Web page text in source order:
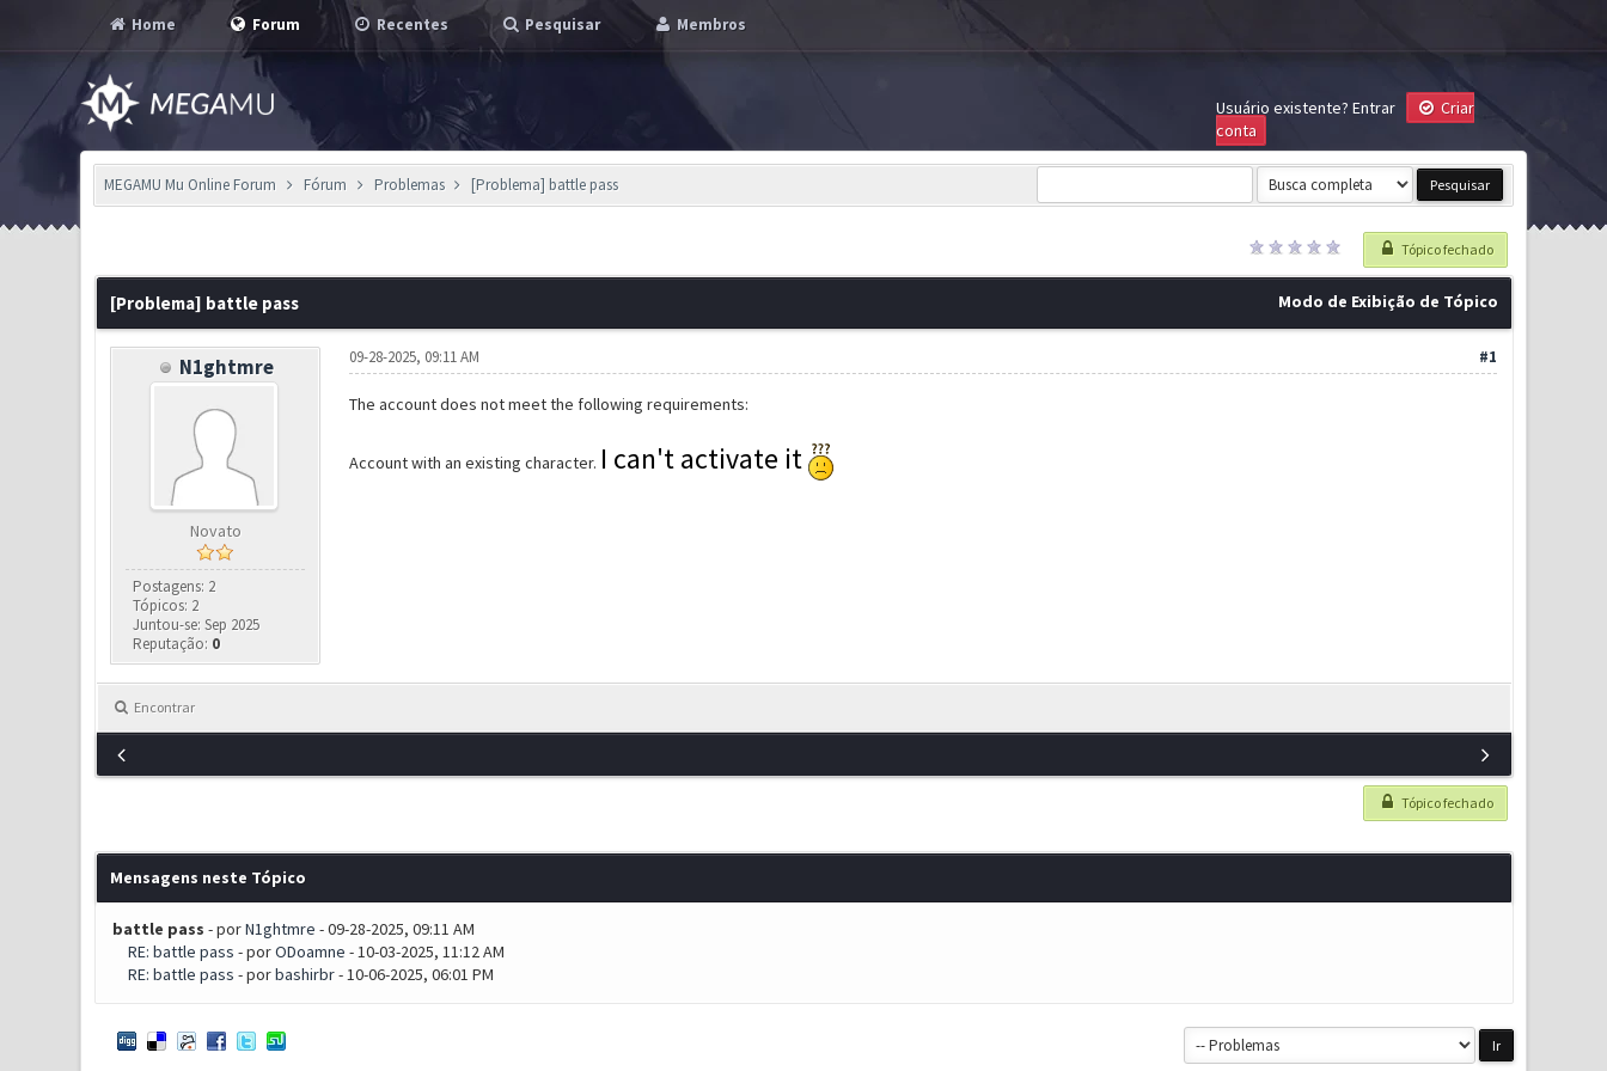
Home Forum Recentes Pesquisar Membros
Usuário existente? Entrar
Criar
conta
MEGAMU Mu Online Forum Fórum Problemas [Problema] battle pass
Tópico fechado
Modo de Exibição de Tópico
[Problema] battle pass
N1ghtmre
Novato
Postagens: 2
Tópicos: 2
Juntou-se: Sep 2025
Reputação: 0
#1
09-28-2025, 09:11 AM
The account does not meet the following requirements:
Account with an existing character. I can't activate it
Encontrar
Tópico fechado
Mensagens neste Tópico
battle pass - porN1ghtmre - 09-28-2025, 09:11 AM
RE: battle pass - porODoamne - 10-03-2025, 11:12 AM
RE: battle pass - porbashirbr- 10-06-2025, 06:01 PM